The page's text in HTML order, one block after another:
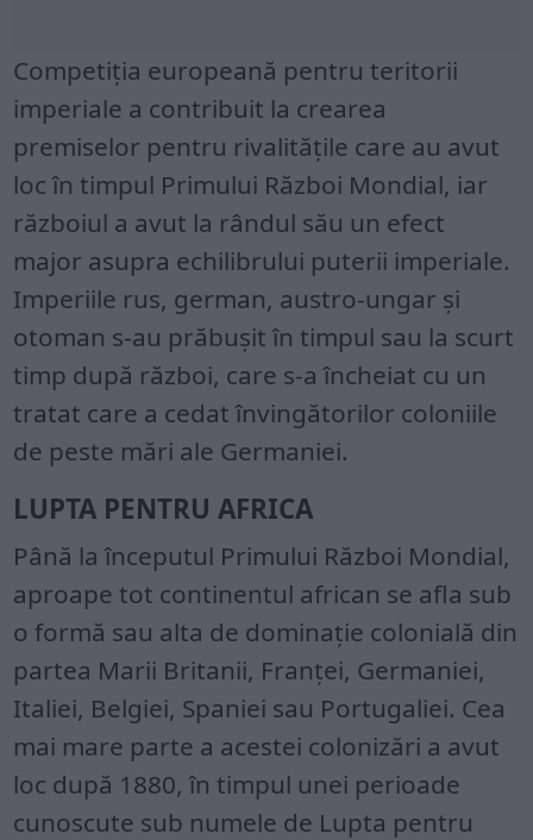
Competiția europeană pentru teritorii
imperiale a contribuit la crearea
premiselor pentru rivalitățile care au avut
loc în timpul Primului Război Mondial, iar
războiul a avut la rândul său un efect
major asupra echilibrului puterii imperiale.
Imperiile rus, german, austro-ungar și
otoman s-au prăbușit în timpul sau la scurt
timp după război, care s-a încheiat cu un
tratat care a cedat învingătorilor coloniile
de peste mări ale Germaniei.
LUPTA PENTRU AFRICA
Până la începutul Primului Război Mondial,
aproape tot continentul african se afla sub
o formă sau alta de dominație colonială din
partea Marii Britanii, Franței, Germaniei,
Italiei, Belgiei, Spaniei sau Portugaliei. Cea
mai mare parte a acestei colonizări a avut
loc după 1880, în timpul unei perioade
cunoscute sub numele de Lupta pentru